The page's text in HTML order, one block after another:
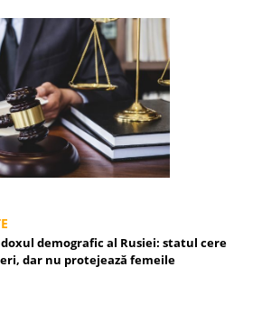
demografic al Rusiei: statul cere
dar nu protejează femeile